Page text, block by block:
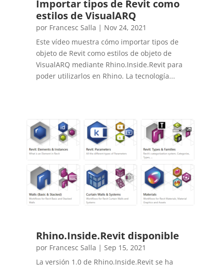
Importar tipos de Revit como
estilos de VisualARQ
por Francesc Salla | Nov 24, 2021
Este vídeo muestra cómo importar tipos de
objeto de Revit como estilos de objeto de
VisualARQ mediante Rhino.Inside.Revit para
poder utilizarlos en Rhino. La tecnología...
Rhino.Inside.Revit disponible
por Francesc Salla |Sep 15, 2021
La versión 1.0 de Rhino.Inside.Revit se ha